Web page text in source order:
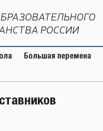
РОССИИ
Большая перемена